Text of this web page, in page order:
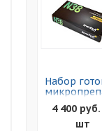
Набор
Levenhuk
NG
4 400 руб.
шт